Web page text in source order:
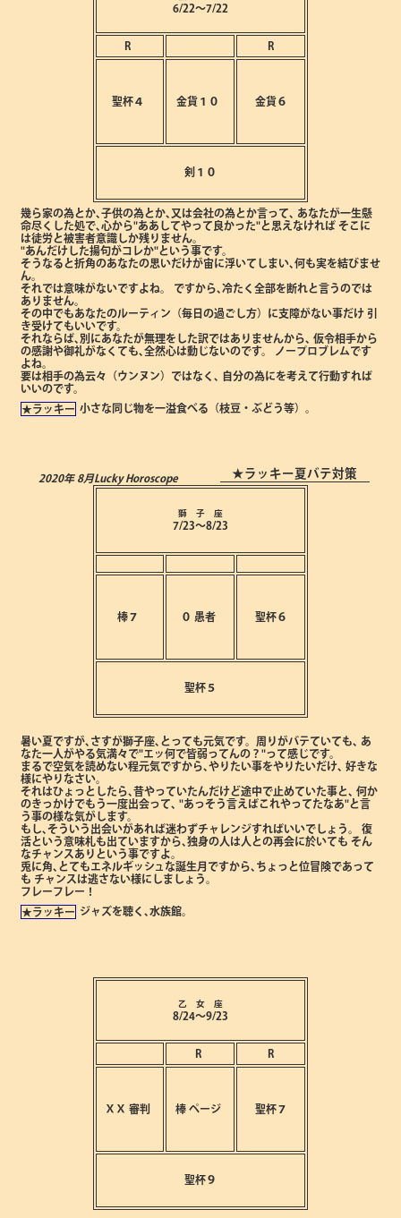
6/22～7/22
R R
聖杯４ 金貨１０ 金貨６
剣１０
幾ら家の為とか､子供の為とか､又は会社の為とか言って､
あなたが一生懸
命尽くした処で､心から"ああしてやって良かった"と思えなければ そこに
は徒労と被害者意識しか残りません。
"あんだけした揚句がコレか"という事です。
そうなると折角のあなたの思いだけが宙に浮いてしまい､何も実を結びませ
ん。
それでは意味がないですよね。
ですから､冷たく全部を断れと言うのでは
ありません。
その中でもあなたのルーティン（毎日の過ごし方）に支障がない事だけ 引
き受けてもいいです。
それならば､別にあなたが無理をした訳ではありませんから､ 仮令相手から
の感謝や御礼がなくても､全然心は動じないのです。
ノープロブレムです
よね。
要は相手の為云々（ウンヌン）ではなく､
自分の為にを考えて行動すれば
いいのです。
★ラッキー 小さな同じ物を一溢食べる（枝豆・ぶどう等）。
2020年 8月Lucky Horoscope ★ラッキー夏バテ対策
獅 子 座
7/23～8/23
棒７ ０ 愚者 聖杯６
聖杯５
暑い夏ですが､さすが獅子座､とっても元気です。周りがバテていても､
あ
なた一人がやる気満々で"エッ何で皆弱ってんの？"って感じです。
まるで空気を読めない程元気ですから､やりたい事をやりたいだけ､ 好きな
様にやりなさい。
それはひょっとしたら､昔やっていたんだけど途中で止めていた事と､ 何か
のきっかけでもう一度出会って､ "あっそう言えばこれやってたなあ"と言
う事の様な気がします。
もし､そういう出会いがあれば迷わずチャレンジすればいいでしょう。
復
活という意味札も出ていますから､独身の人は人との再会に於いても そん
なチャンスありという事ですよ。
兎に角､とてもエネルギッシュな誕生月ですから､ちょっと位冒険であって
も チャンスは逃さない様にしましょう。
フレーフレー！
★ラッキー ジャズを聴く､水族館。
乙 女 座
8/24～9/23
R R
ⅩⅩ 審判 棒ページ 聖杯７
聖杯９